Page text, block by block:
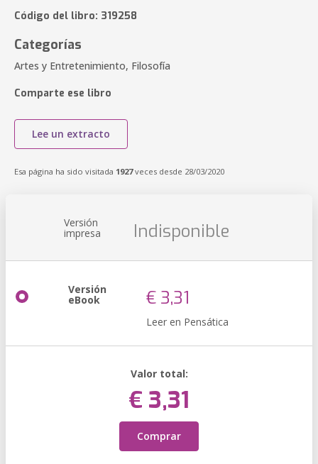
Código del libro: 319258
Categorías
Artes y Entretenimiento, Filosofía
Comparte ese libro
Lee un extracto
Esa página ha sido visitada 1927veces desde 28/03/2020
Versión
impresa Indisponible
Versión
eBook € 3,31
Leer en Pensática
Valor total:
€ 3,31
Comprar